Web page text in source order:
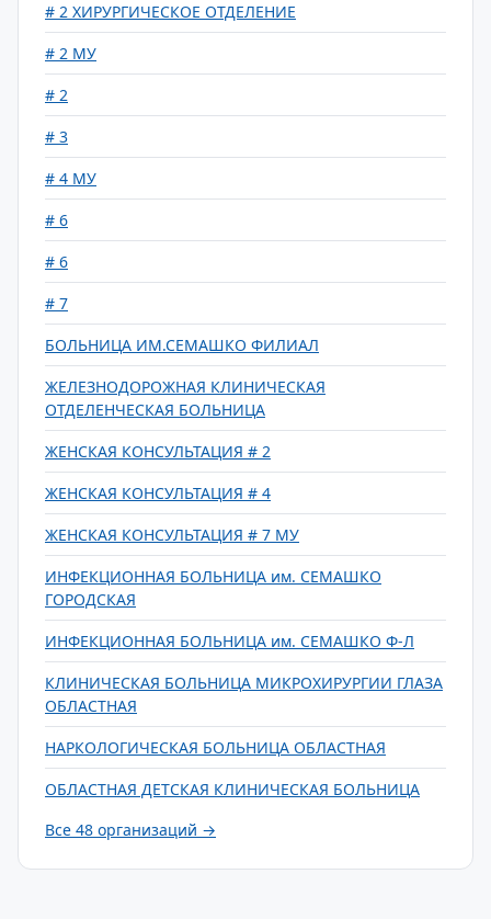
# 2 ХИРУРГИЧЕСКОЕ ОТДЕЛЕНИЕ
# 2 МУ
# 2
# 3
# 4 МУ
# 6
# 6
# 7
БОЛЬНИЦА ИМ.СЕМАШКО ФИЛИАЛ
ЖЕЛЕЗНОДОРОЖНАЯ КЛИНИЧЕСКАЯ
ОТДЕЛЕНЧЕСКАЯ БОЛЬНИЦА
ЖЕНСКАЯ КОНСУЛЬТАЦИЯ # 2
ЖЕНСКАЯ КОНСУЛЬТАЦИЯ # 4
ЖЕНСКАЯ КОНСУЛЬТАЦИЯ # 7 МУ
ИНФЕКЦИОННАЯ БОЛЬНИЦА им. СЕМАШКО
ГОРОДСКАЯ
ИНФЕКЦИОННАЯ БОЛЬНИЦА им. СЕМАШКО Ф-Л
КЛИНИЧЕСКАЯ БОЛЬНИЦА МИКРОХИРУРГИИ ГЛАЗА
ОБЛАСТНАЯ
НАРКОЛОГИЧЕСКАЯ БОЛЬНИЦА ОБЛАСТНАЯ
ОБЛАСТНАЯ ДЕТСКАЯ КЛИНИЧЕСКАЯ БОЛЬНИЦА
Все 48 организаций →